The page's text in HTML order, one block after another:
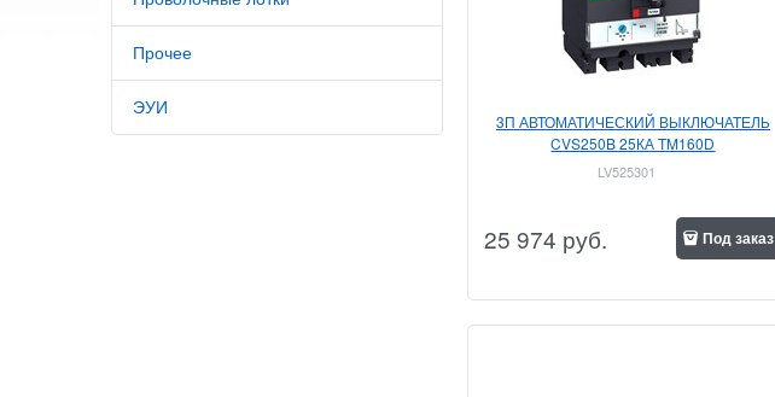
Прочее
ЭУИ
3П АВТОМАТИЧЕСКИЙ ВЫКЛЮЧАТЕЛЬ
CVS250B 25КА TM160D
LV525301
25 974 руб. Под заказ